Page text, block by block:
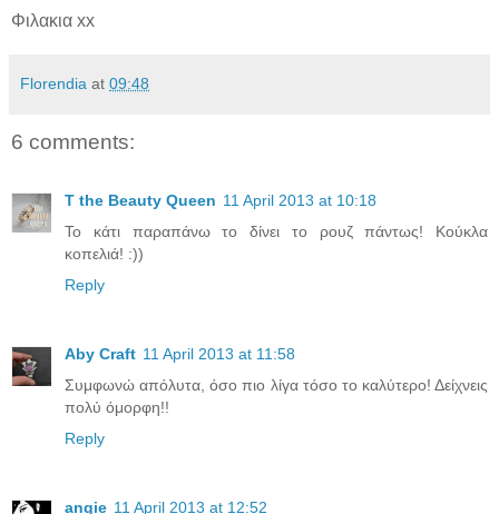
Φιλακια xx
Florendia at 09:48
6 comments:
T the Beauty Queen 11 April 2013 at 10:18
Το κάτι παραπάνω το δίνει το ρουζ πάντως! Κούκλα
κοπελιά! :))
Reply
Aby Craft 11 April 2013 at 11:58
Συμφωνώ απόλυτα, όσο πιο λίγα τόσο το καλύτερο! Δείχνεις
πολύ όμορφη!!
Reply
angie 11 April 2013 at 12:52